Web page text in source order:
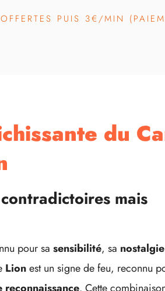
PUIS 3€/MIN
du
mais
pour sa sensibilité, sa nostalgie
Lionest un signe de feu, reconnu